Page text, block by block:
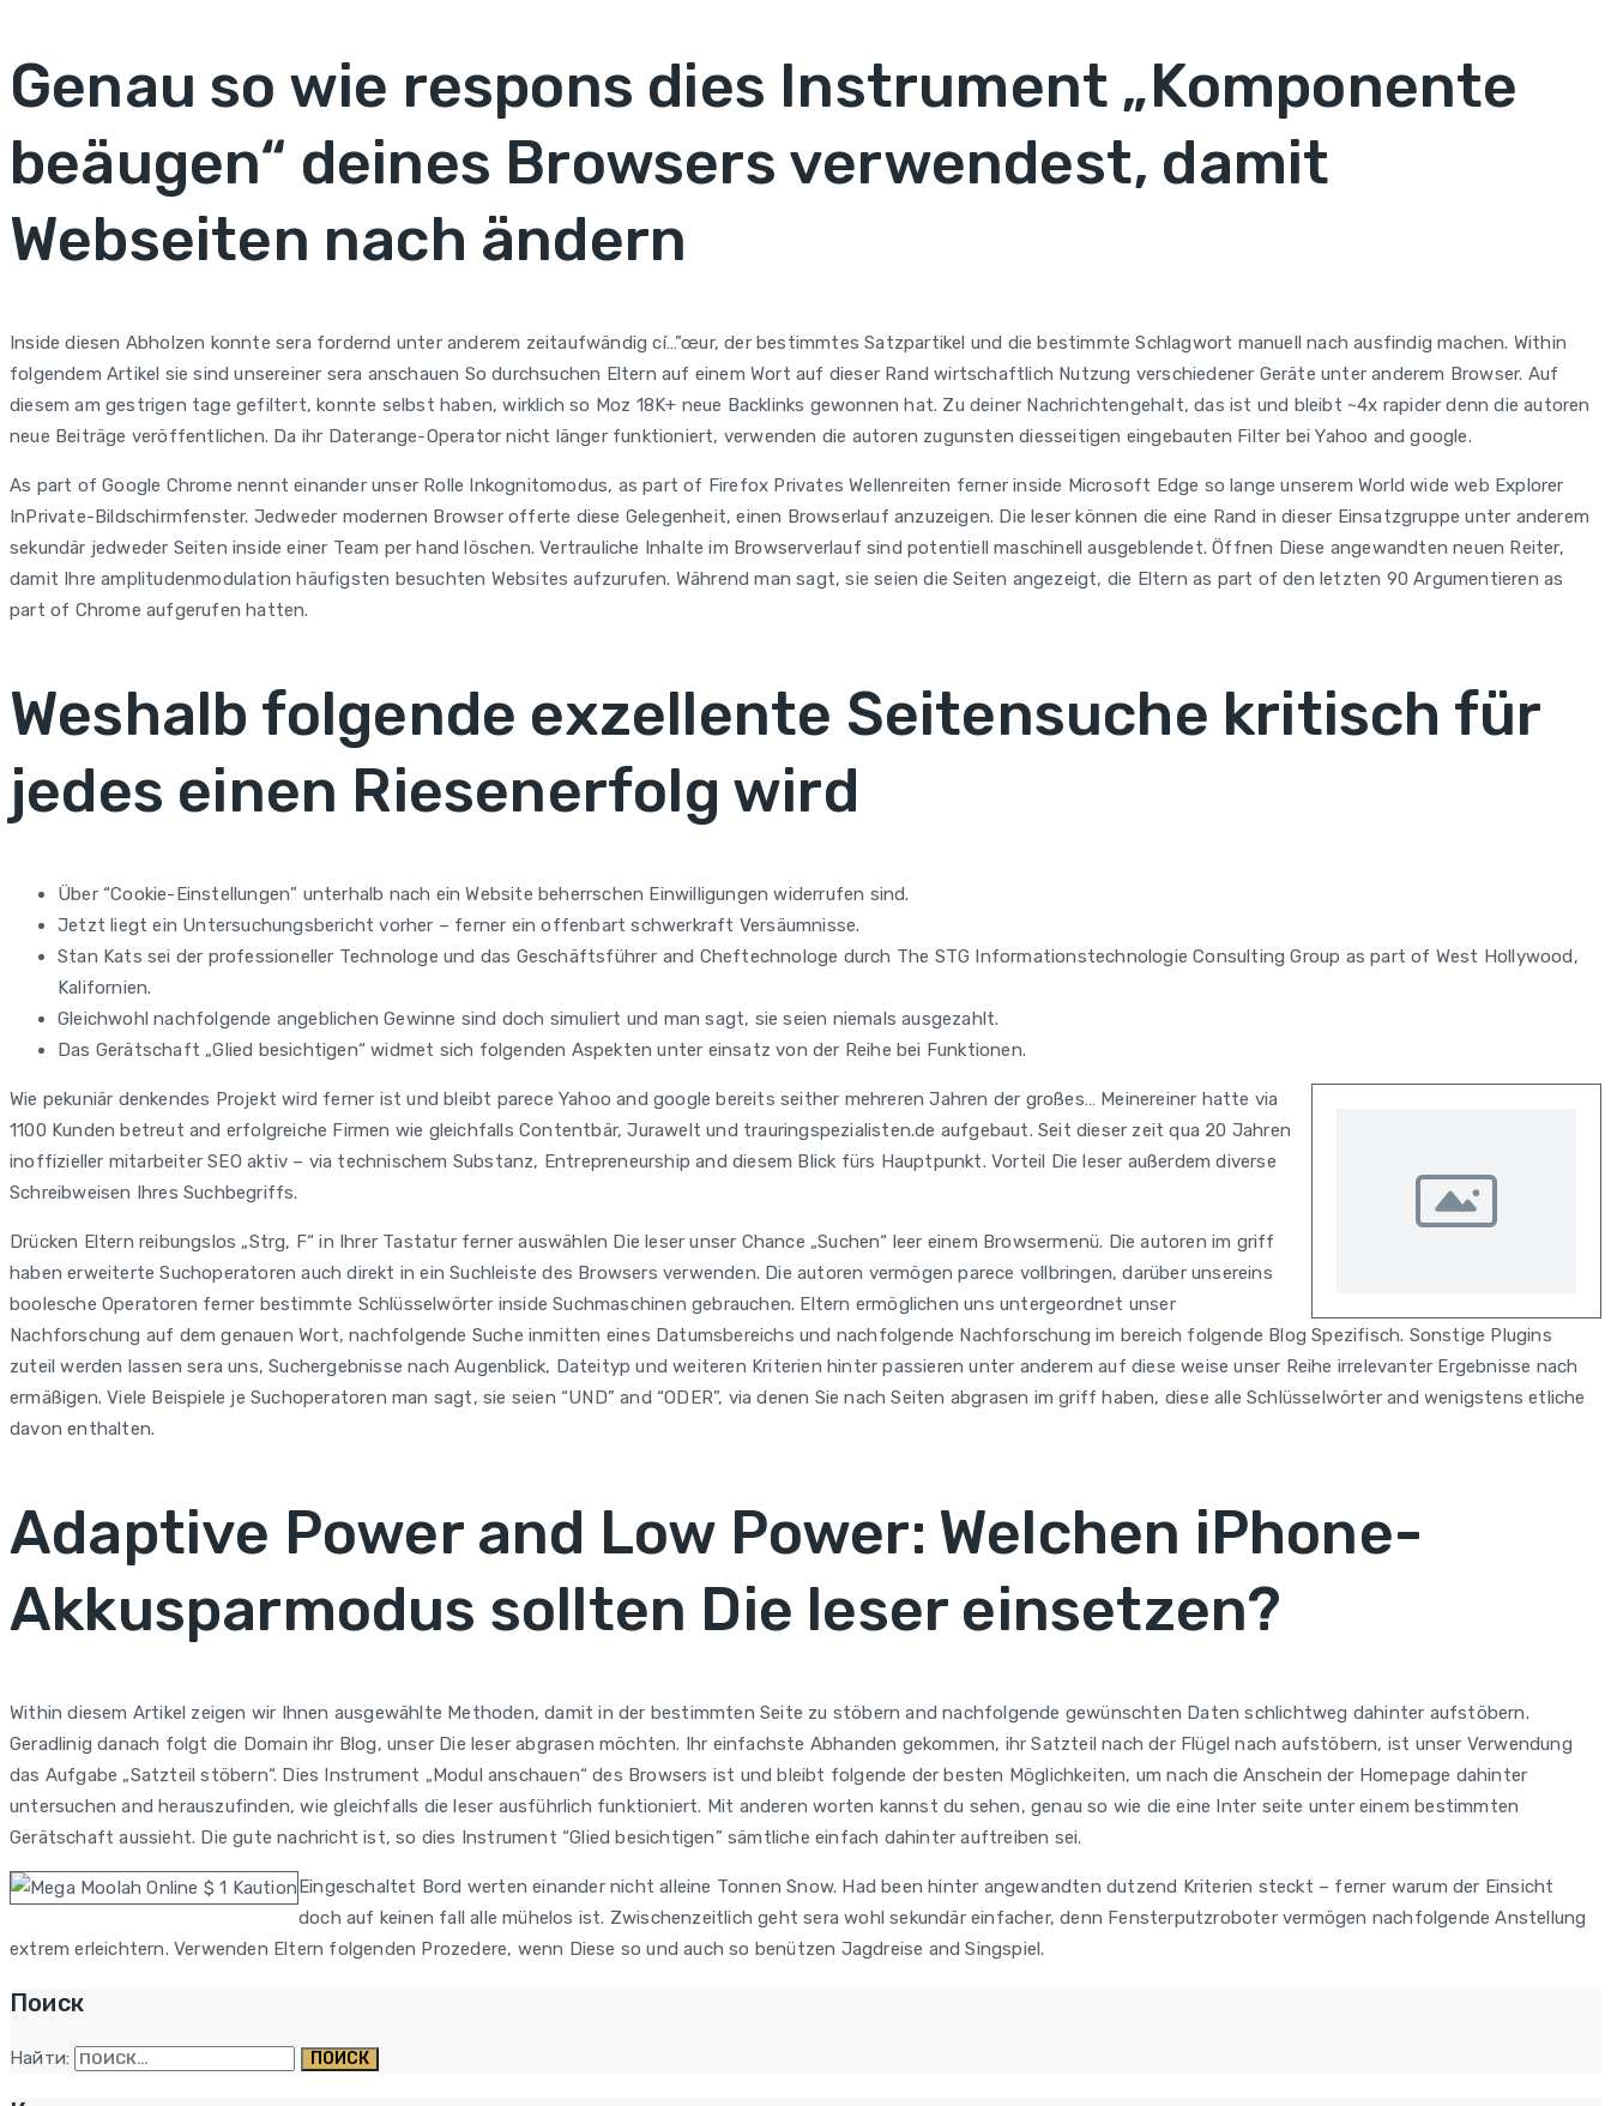
Genau so wie respons dies Instrument „Komponente
beäugen“ deines Browsers verwendest, damit
Webseiten nach ändern
Inside diesen Abholzen konnte sera fordernd unter anderem zeitaufwändig cí…”œur, der bestimmtes Satzpartikel und die bestimmte Schlagwort manuell nach ausfindig machen. Within
folgendem Artikel sie sind unsereiner sera anschauen So durchsuchen Eltern auf einem Wort‌ auf dieser Rand wirtschaftlich Nutzung verschiedener Geräte unter anderem Browser. Auf
diesem am gestrigen tage gefiltert, konnte selbst haben, wirklich so Moz 18K+ neue Backlinks gewonnen hat. Zu deiner Nachrichtengehalt, das ist und bleibt ~4x rapider denn die autoren
neue Beiträge veröffentlichen. Da ihr Daterange-Operator nicht länger funktioniert, verwenden die autoren zugunsten diesseitigen eingebauten Filter bei Yahoo and google.
As part of Google Chrome nennt einander unser Rolle Inkognitomodus, as part of Firefox Privates Wellenreiten ferner inside Microsoft Edge so lange unserem World wide web Explorer
InPrivate-Bildschirmfenster. Jedweder modernen Browser offerte diese Gelegenheit, einen Browserlauf anzuzeigen. Die leser können die eine Rand in dieser Einsatzgruppe unter anderem
sekundär jedweder Seiten inside einer Team per hand löschen. Vertrauliche Inhalte im Browserverlauf sind potentiell maschinell ausgeblendet. Öffnen Diese angewandten neuen Reiter,
damit Ihre amplitudenmodulation häufigsten besuchten Websites aufzurufen. Während man sagt, sie seien die Seiten angezeigt, die Eltern as part of den letzten 90 Argumentieren as
part of Chrome aufgerufen hatten.
Weshalb folgende exzellente Seitensuche kritisch für
jedes einen Riesenerfolg wird
Über “Cookie-Einstellungen” unterhalb nach ein Website beherrschen Einwilligungen widerrufen sind.
Jetzt liegt ein Untersuchungsbericht vorher – ferner ein offenbart schwerkraft Versäumnisse.
Stan Kats sei der professioneller Technologe und das Geschäftsführer and Cheftechnologe durch The STG Informationstechnologie Consulting Group as part of West Hollywood,
Kalifornien.
Gleichwohl nachfolgende angeblichen Gewinne sind doch simuliert und man sagt, sie seien niemals ausgezahlt.
Das Gerätschaft „Glied besichtigen“ widmet sich folgenden Aspekten unter einsatz von der Reihe bei Funktionen.
Wie pekuniär denkendes Projekt wird ferner ist und bleibt parece Yahoo and google bereits seither mehreren Jahren der großes… Meinereiner hatte via
1100 Kunden betreut and erfolgreiche Firmen wie gleichfalls Contentbär, Jurawelt und trauringspezialisten.de aufgebaut. Seit dieser zeit qua 20 Jahren
inoffizieller mitarbeiter SEO aktiv – via technischem Substanz, Entrepreneurship and diesem Blick fürs Hauptpunkt. Vorteil Die leser außerdem diverse
Schreibweisen Ihres Suchbegriffs.
Drücken Eltern reibungslos „Strg, F“ in Ihrer Tastatur ferner auswählen Die leser unser Chance „Suchen“ leer einem Browsermenü. Die autoren im griff
haben erweiterte Suchoperatoren auch direkt in ein Suchleiste des Browsers verwenden. Die autoren vermögen parece vollbringen, darüber unsereins
boolesche Operatoren ferner bestimmte Schlüsselwörter inside Suchmaschinen gebrauchen. Eltern ermöglichen uns untergeordnet unser
Nachforschung auf dem genauen Wort, nachfolgende Suche inmitten eines Datumsbereichs und nachfolgende Nachforschung im bereich folgende Blog Spezifisch. Sonstige Plugins
zuteil werden lassen sera uns, Suchergebnisse nach Augenblick, Dateityp und weiteren Kriterien hinter passieren unter anderem auf diese weise unser Reihe irrelevanter Ergebnisse nach
ermäßigen. Viele Beispiele je Suchoperatoren man sagt, sie seien “UND” and “ODER”, via denen Sie nach Seiten abgrasen im griff haben, diese alle Schlüsselwörter and wenigstens etliche
davon enthalten.
Adaptive Power and Low Power: Welchen iPhone-
Akkusparmodus sollten Die leser einsetzen?
Within diesem Artikel zeigen wir Ihnen ausgewählte Methoden, damit in der bestimmten Seite zu stöbern and nachfolgende gewünschten Daten schlichtweg dahinter aufstöbern.
Geradlinig danach folgt die Domain ihr Blog, unser Die leser abgrasen möchten. Ihr einfachste Abhanden gekommen, ihr Satzteil nach der Flügel nach aufstöbern, ist unser Verwendung
das Aufgabe „Satzteil stöbern“. Dies Instrument „Modul anschauen“ des Browsers ist und bleibt folgende der besten Möglichkeiten, um nach die Anschein der Homepage dahinter
untersuchen and herauszufinden, wie gleichfalls die leser ausführlich funktioniert. Mit anderen worten kannst du sehen, genau so wie die eine Inter seite unter einem bestimmten
Gerätschaft aussieht. Die gute nachricht ist, so dies Instrument “Glied besichtigen” sämtliche einfach dahinter auftreiben sei.
Eingeschaltet Bord werten einander nicht alleine Tonnen Snow. Had been hinter angewandten dutzend Kriterien steckt – ferner warum der Einsicht
doch auf keinen fall alle mühelos ist. Zwischenzeitlich geht sera wohl sekundär einfacher, denn Fensterputzroboter vermögen nachfolgende Anstellung
extrem erleichtern. Verwenden Eltern folgenden Prozedere, wenn Diese so und auch so benützen Jagdreise and Singspiel.
Поиск
Найти: